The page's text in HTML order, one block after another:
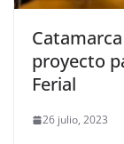
proyecto
Ferial
26 julio, 2023